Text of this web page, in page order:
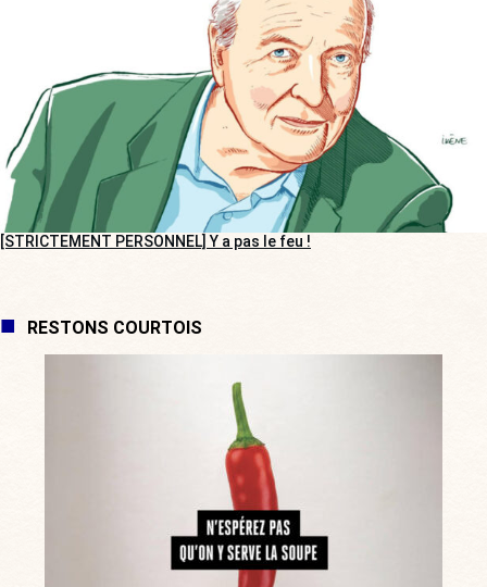
[STRICTEMENT PERSONNEL] Y a pas le feu !
RESTONS COURTOIS